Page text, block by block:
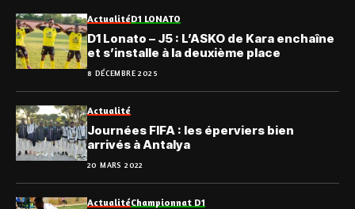
ActualitéD1 LONATO
D1 Lonato – J5 : L’ASKO de Kara enchaîne
et s’installe à la deuxième place
8 DÉCEMBRE 2025
Actualité
Journées FIFA : les éperviers bien
arrivés à Antalya
20 MARS 2022
ActualitéChampionnat D1